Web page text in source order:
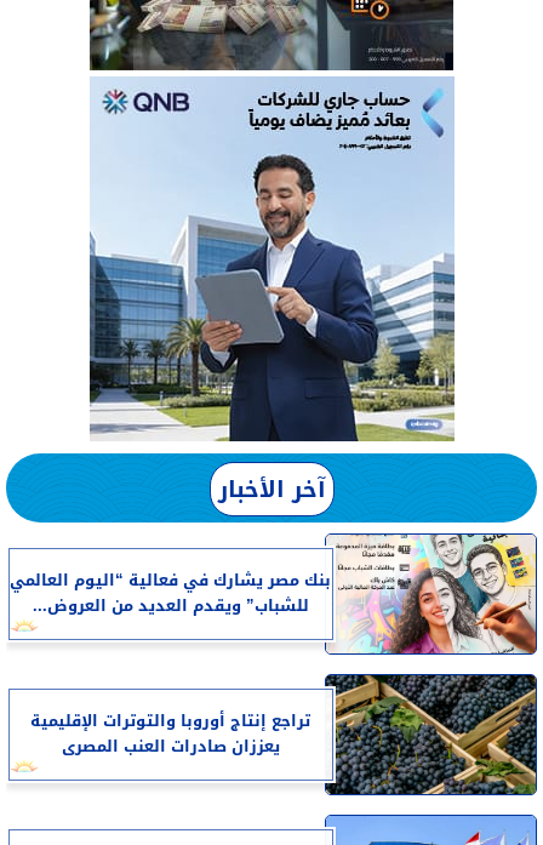
آخر الأخبار
بنك مصر يشارك في فعالية “اليوم العالمي
للشباب” ويقدم العديد من العروض...
تراجع إنتاج أوروبا والتوترات الإقليمية
يعززان صادرات العنب المصرى